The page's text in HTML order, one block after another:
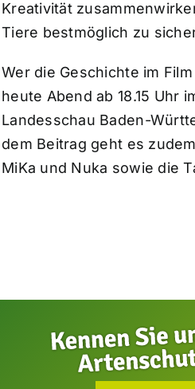
Kreativität
Tiere bestmöglich zu
Wer die Geschichte im
heute Abend ab 18.15 Uhr
Landesschau Baden-
dem Beitrag geht es
MiKa und Nuka sowie die